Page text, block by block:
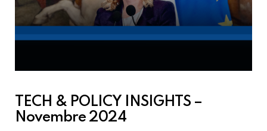
TECH & POLICY INSIGHTS –
Novembre 2024